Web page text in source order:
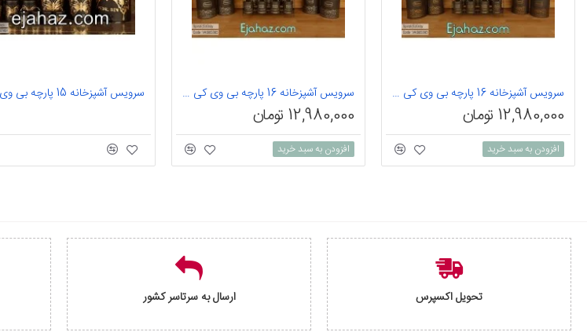
سرویس آشپزخانه 16 پارچه بی وی کی طرح اسپیرال طوسی طلایی
12,980,000 تومان
افزودن به سبد خرید
سرویس آشپزخانه 16 پارچه بی وی کی طرح اسپیرال طوسی نقره ای
12,980,000 تومان
افزودن به سبد خرید
تحویل اکسپرس ارسال به سرتاسر کشور